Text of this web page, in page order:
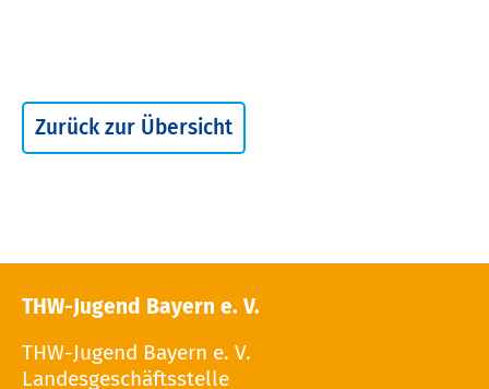
Zurück zur Übersicht
THW-Jugend Bayern e. V.
THW-Jugend Bayern e. V.
Landesgeschäftsstelle